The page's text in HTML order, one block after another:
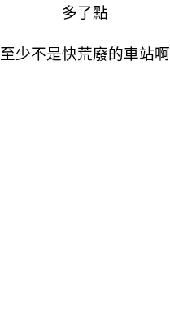
多了點
至少不是快荒廢的車站啊